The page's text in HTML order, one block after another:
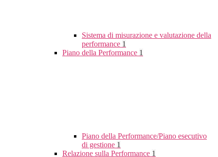
Sistema di misurazione e valutazione della
performance 1
Piano della Performance 1
Piano della Performance/Piano esecutivo
di gestione 1
Relazione sulla Performance 1